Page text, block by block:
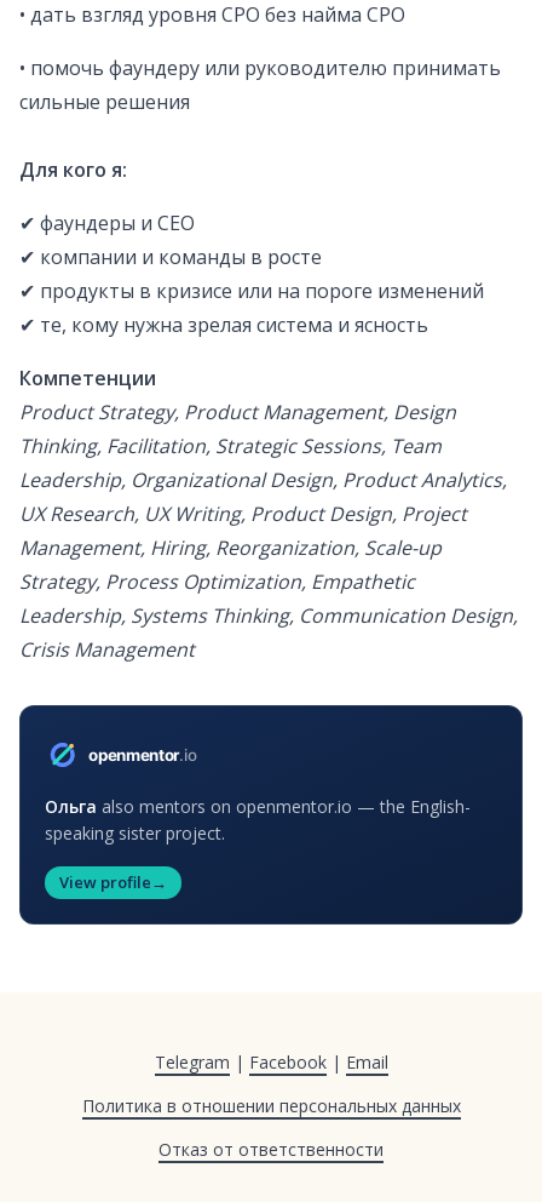
• дать взгляд уровня CPO без найма CPO
• помочь фаундеру или руководителю принимать
сильные решения
Для кого я:
✔ фаундеры и CEO
✔ компании и команды в росте
✔ продукты в кризисе или на пороге изменений
✔ те, кому нужна зрелая система и ясность
Компетенции
Product Strategy, Product Management, Design
Thinking, Facilitation, Strategic Sessions, Team
Leadership, Organizational Design, Product Analytics,
UX Research, UX Writing, Product Design, Project
Management, Hiring, Reorganization, Scale-up
Strategy, Process Optimization, Empathetic
Leadership, Systems Thinking, Communication Design,
Crisis Management
Ольга also mentors on openmentor.io — the English-
speaking sister project.
View profile→
Telegram | Facebook| Email
Политика в отношении персональных данных
Отказ от ответственности